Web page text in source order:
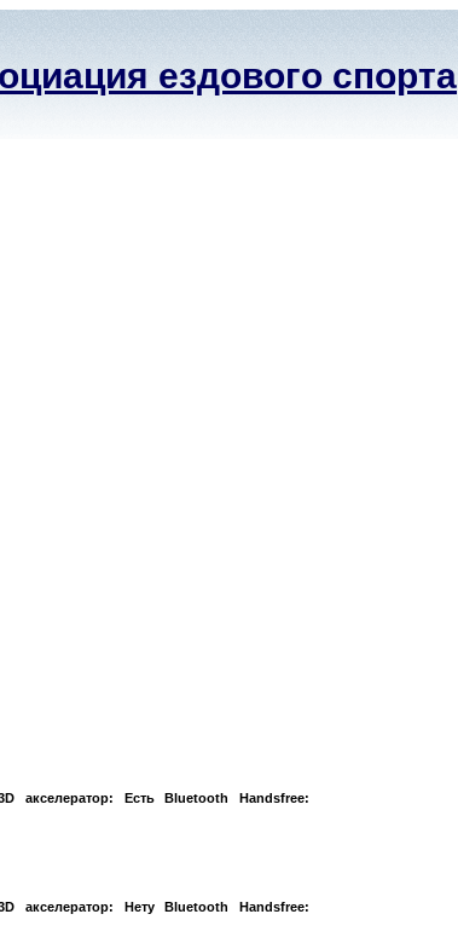
ездового спорта
акселератор: Есть Bluetooth Handsfree:
Нету Bluetooth Handsfree: